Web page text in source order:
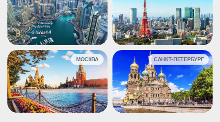
МОСКВА САНКТ-ПЕТЕРБУРГ